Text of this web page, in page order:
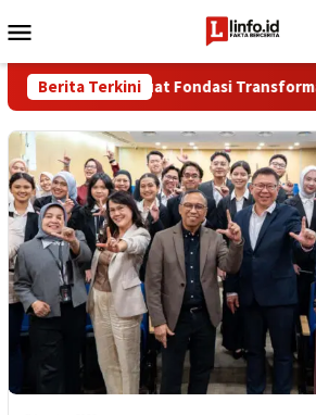
ke
Mobile
Berita Terkini
Perkuat Fondasi Transformasi